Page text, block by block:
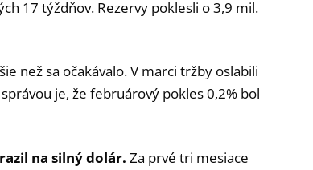
17 týždňov. Rezervy poklesli o 3,9 mil.
než sa očakávalo. V marci tržby oslabili
je, že februárový pokles 0,2% bol
na silný dolár. Za prvé tri mesiace